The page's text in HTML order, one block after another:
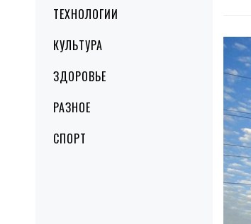
ТЕХНОЛОГИИ
КУЛЬТУРА
ЗДОРОВЬЕ
РАЗНОЕ
СПОРТ